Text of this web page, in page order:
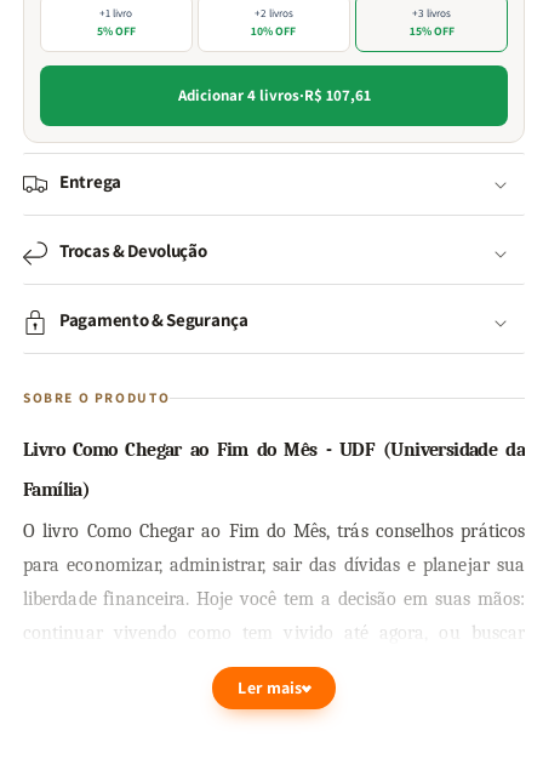
+1 livro
5% OFF
+2 livros
10% OFF
+3 livros
15% OFF
Adicionar 4 livros·R$ 107,61
Entrega
Trocas & Devolução
Pagamento & Segurança
SOBRE O PRODUTO
Livro Como Chegar ao Fim do Mês - UDF (Universidade da
Família)
O livro Como Chegar ao Fim do Mês, trás conselhos práticos
para economizar, administrar, sair das dívidas e planejar sua
liberdade financeira. Hoje você tem a decisão em suas mãos:
continuar vivendo como tem vivido até agora, ou buscar
novos patamares de conhecimento que mudarão para sempre
a forma de encarar sua vida econômica.
Ler mais